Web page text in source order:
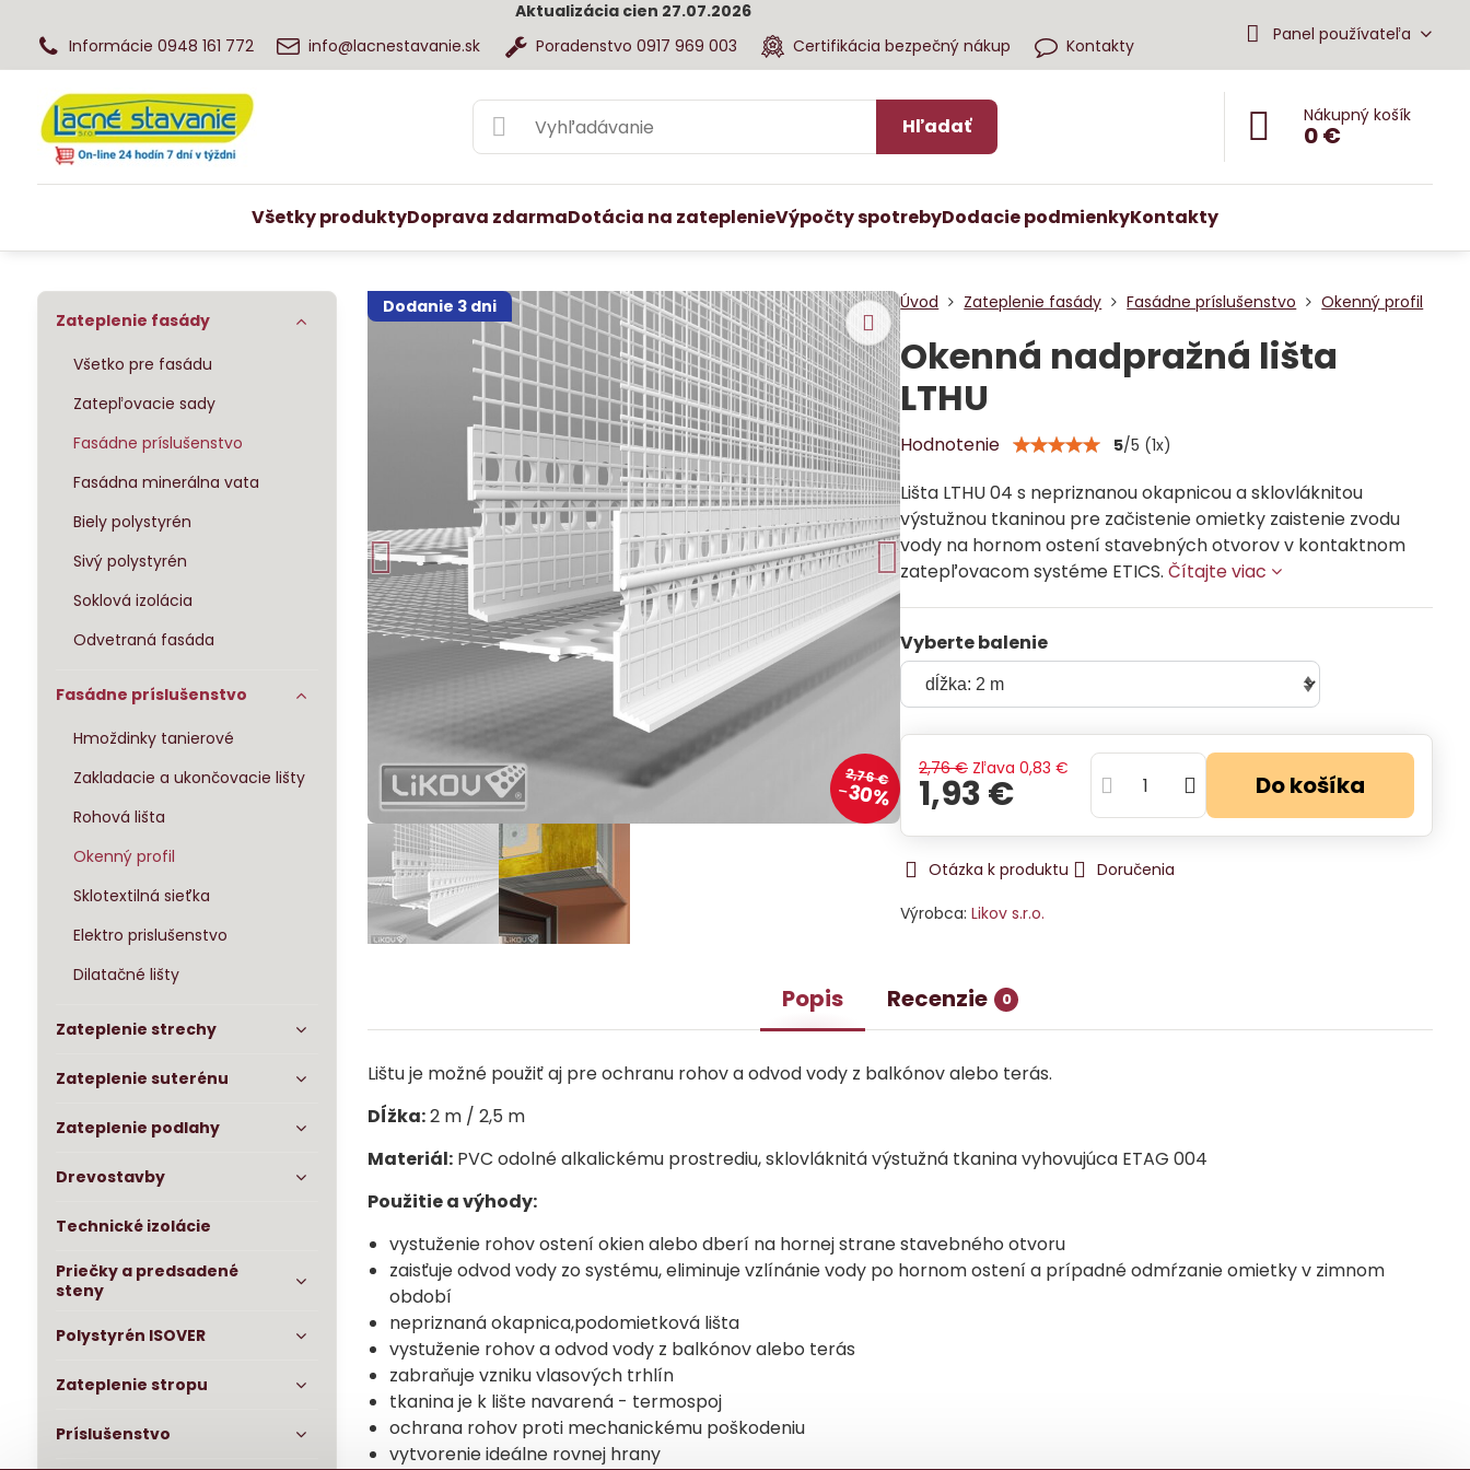
Aktualizácia cien 27.07.2026
Informácie 0948 161 772
info@lacnestavanie.sk Poradenstvo 0917 969 003 Certifikácia bezpečný nákup Kontakty
Panel používateľa
Hľadať Nákupný košík
0 €
Všetky produktyDoprava zdarmaDotácia na zateplenieVýpočty spotrebyDodacie podmienkyKontakty
Dodanie 3 dni
2,76 €
30%
Úvod Zateplenie fasády Fasádne príslušenstvo Okenný profil
Okenná nadpražná lišta
LTHU
Hodnotenie 5/5 (1x)
Lišta LTHU 04 s nepriznanou okapnicou a sklovláknitou
výstužnou tkaninou pre začistenie omietky zaistenie zvodu
vody na hornom ostení stavebných otvorov v kontaktnom
zatepľovacom systéme ETICS.Čítajte viac
Vyberte balenie
2,76 € Zľava 0,83 €
1,93 € Do košíka
Otázka k produktu
Doručenia
Výrobca:Likov s.r.o.
Popis Recenzie 0
Lištu je možné použiť aj pre ochranu rohov a odvod vody z balkónov alebo terás.
Dĺžka:2 m / 2,5 m
Materiál: PVC odolné alkalickému prostrediu, sklovláknitá výstužná tkanina vyhovujúca ETAG 004
Použitie a výhody:
vystuženie rohov ostení okien alebo dberí na hornej strane stavebného otvoru
zaisťuje odvod vody zo systému, eliminuje vzlínánie vody po hornom ostení a prípadné odmŕzanie omietky v zimnom
období
nepriznaná okapnica,podomietková lišta
vystuženie rohov a odvod vody z balkónov alebo terás
zabraňuje vzniku vlasových trhlín
tkanina je k lište navarená - termospoj
ochrana rohov proti mechanickému poškodeniu
vytvorenie ideálne rovnej hrany
Zateplenie fasády
Všetko pre fasádu
Zatepľovacie sady
Fasádne príslušenstvo
Fasádna minerálna vata
Biely polystyrén
Sivý polystyrén
Soklová izolácia
Odvetraná fasáda
Fasádne príslušenstvo
Hmoždinky tanierové
Zakladacie a ukončovacie lišty
Rohová lišta
Okenný profil
Sklotextilná sieťka
Elektro prislušenstvo
Dilatačné lišty
Zateplenie strechy
Zateplenie suterénu
Zateplenie podlahy
Drevostavby
Technické izolácie
Priečky a predsadené
steny
Polystyrén ISOVER
Zateplenie stropu
Príslušenstvo